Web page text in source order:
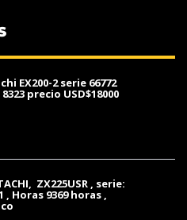
EX200-2 serie 66772
precio USD$18000
ZX225USR , serie:
, Horas 9369 horas ,